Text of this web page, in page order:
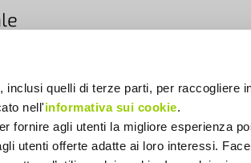
inclusi quelli di terze parti, per raccogliere
nell'informativa sui cookie.
fornire agli utenti la migliore esperienza
utenti offerte adatte ai loro interessi.
Italia